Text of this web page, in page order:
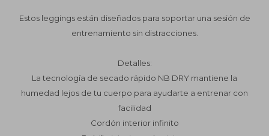
Estos leggings están diseñados para soportar una sesión de
entrenamiento sin distracciones.
Detalles:
La tecnología de secado rápido NB DRY mantiene la
humedad lejos de tu cuerpo para ayudarte a entrenar con
facilidad
Cordón interior infinito